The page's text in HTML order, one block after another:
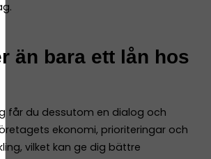
än bara ett lån hos
får du dessutom en dialog och
ekonomi, prioriteringar och
vilket kan ge dig bättre